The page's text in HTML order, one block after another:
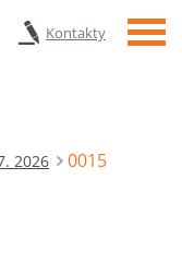
Kontakty Menu
2026 0015